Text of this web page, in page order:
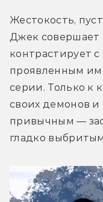
Жестокость,
Джек совершает
контрастирует
проявленным им
серии. Только к
своих демонов и
привычным —
гладко